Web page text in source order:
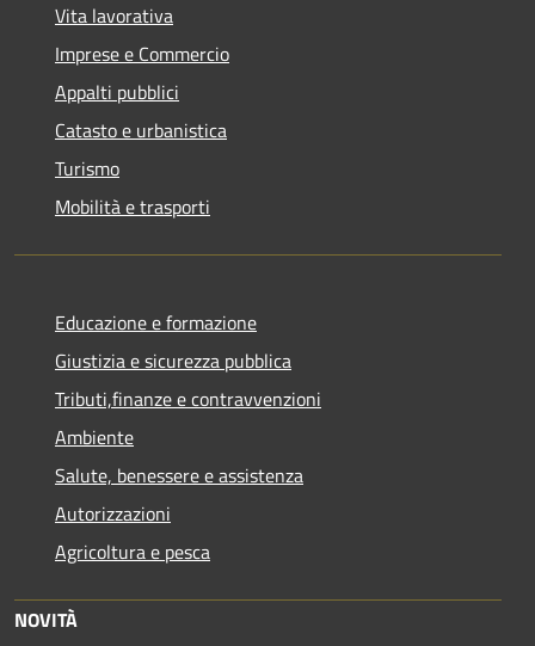
Vita lavorativa
Imprese e Commercio
Appalti pubblici
Catasto e urbanistica
Turismo
Mobilità e trasporti
Educazione e formazione
Giustizia e sicurezza pubblica
Tributi,finanze e contravvenzioni
Ambiente
Salute, benessere e assistenza
Autorizzazioni
Agricoltura e pesca
NOVITÀ